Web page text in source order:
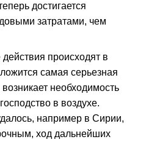
достигается
затратами, чем
происходят в
самая серьезная
необходимость
в воздухе.
например в Сирии,
ход дальнейших